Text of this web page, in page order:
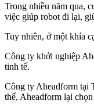
Trong nhiều năm qua,
việc giúp robot đi lại,
Tuy nhiên, ở một khía
Công ty khởi nghiệp
tinh tế.
Công ty Aheadform tại
thể, Aheadform lại